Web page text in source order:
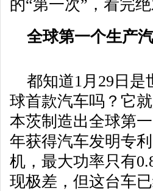
的“第一次”，看完
全球第一个生产
都知道1月29日是
球首款汽车吗？它
本茨制造出全球第
年获得汽车发明专
机，最大功率只有
现极差，但这台车